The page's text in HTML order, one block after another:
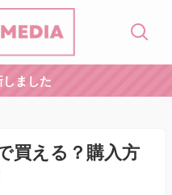
ました
買える？購入方